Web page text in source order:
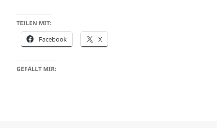
TEILEN MIT:
Facebook X
GEFÄLLT MIR: